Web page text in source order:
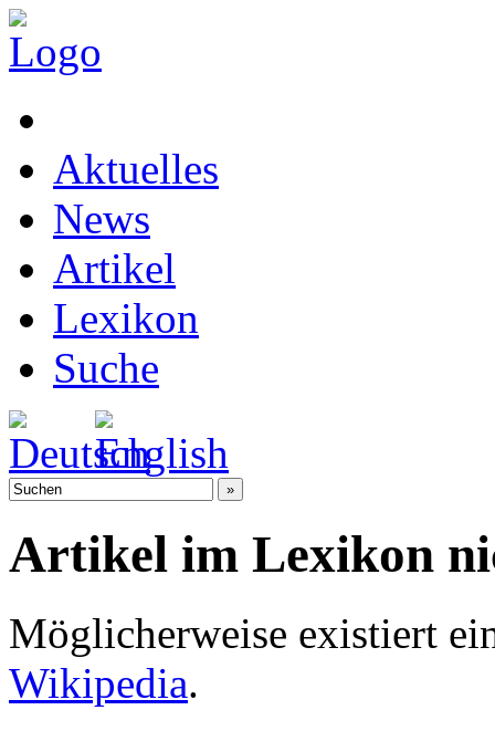
Aktuelles
News
Artikel
Lexikon
Suche
Artikel im Lexikon
Möglicherweise existiert
Wikipedia.